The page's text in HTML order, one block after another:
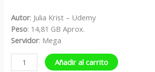
Autor: Julia Krist – Udemy
Peso: 14,81 GB Aprox.
Servidor: Mega
Añadir al carrito